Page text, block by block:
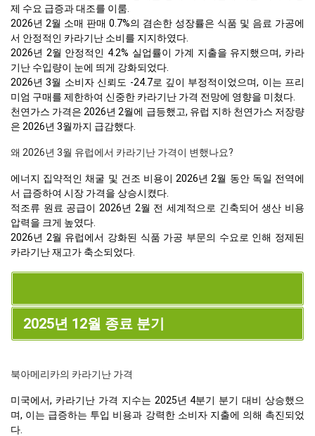
제 수요 급증과 대조를 이룸.
2026년 2월 소매 판매 0.7%의 겸손한 성장률은 식품 및 음료 가공에
서 안정적인 카라기난 소비를 지지하였다.
2026년 2월 안정적인 4.2% 실업률이 가계 지출을 유지했으며, 카라
기난 수입량이 눈에 띄게 강화되었다.
2026년 3월 소비자 신뢰도 -24.7로 깊이 부정적이었으며, 이는 프리
미엄 구매를 제한하여 신중한 카라기난 가격 전망에 영향을 미쳤다.
천연가스 가격은 2026년 2월에 급등했고, 유럽 지하 천연가스 저장량
은 2026년 3월까지 급감했다.
왜 2026년 3월 유럽에서 카라기난 가격이 변했나요?
에너지 집약적인 채굴 및 건조 비용이 2026년 2월 동안 독일 전역에
서 급증하여 시장 가격을 상승시켰다.
적조류 원료 공급이 2026년 2월 전 세계적으로 긴축되어 생산 비용
압력을 크게 높였다.
2026년 2월 유럽에서 강화된 식품 가공 부문의 수요로 인해 정제된
카라기난 재고가 축소되었다.
2025년 12월 종료 분기
북아메리카의 카라기난 가격
미국에서, 카라기난 가격 지수는 2025년 4분기 분기 대비 상승했으
며, 이는 급증하는 투입 비용과 강력한 소비자 지출에 의해 촉진되었
다.